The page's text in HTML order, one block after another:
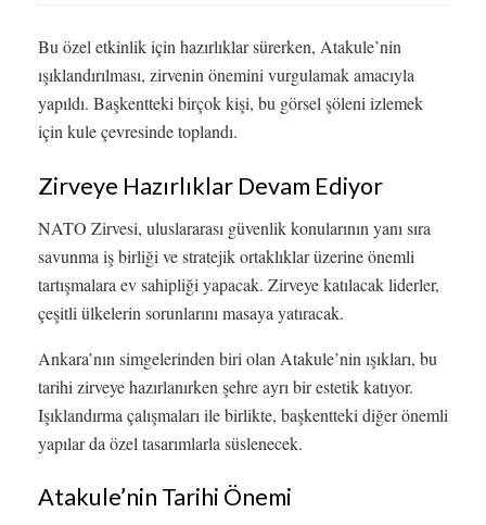
Bu özel etkinlik için hazırlıklar sürerken, Atakule’nin
ışıklandırılması, zirvenin önemini vurgulamak amacıyla
yapıldı. Başkentteki birçok kişi, bu görsel şöleni izlemek
için kule çevresinde toplandı.
Zirveye Hazırlıklar Devam Ediyor
NATO Zirvesi, uluslararası güvenlik konularının yanı sıra
savunma iş birliği ve stratejik ortaklıklar üzerine önemli
tartışmalara ev sahipliği yapacak. Zirveye katılacak liderler,
çeşitli ülkelerin sorunlarını masaya yatıracak.
Ankara’nın simgelerinden biri olan Atakule’nin ışıkları, bu
tarihi zirveye hazırlanırken şehre ayrı bir estetik katıyor.
Işıklandırma çalışmaları ile birlikte, başkentteki diğer önemli
yapılar da özel tasarımlarla süslenecek.
Atakule’nin Tarihi Önemi